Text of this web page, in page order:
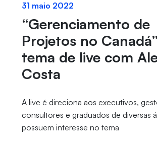
31 maio 2022
“Gerenciamento de
Projetos no
tema de live com
Costa
A live é direciona aos executivos,
consultores e graduados de diversas
possuem interesse no tema